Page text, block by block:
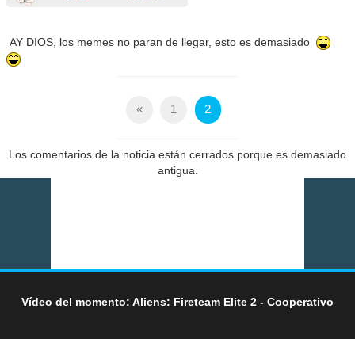
AY DIOS, los memes no paran de llegar, esto es demasiado
« 1 2
Los comentarios de la noticia están cerrados porque es demasiado
antigua.
Vídeo del momento: Aliens: Fireteam Elite 2 - Cooperativo